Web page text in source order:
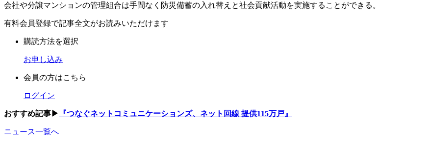
会社や分譲マンションの管理組合は手間なく防災備蓄の入れ替えと社会貢献活動を実施することができる。
有料会員登録で記事全文がお読みいただけます
購読方法を選択
お申し込み
会員の方はこちら
ログイン
おすすめ記事▶ 『つなぐネットコミュニケーションズ、ネット回線 提供115万戸』
ニュース一覧へ